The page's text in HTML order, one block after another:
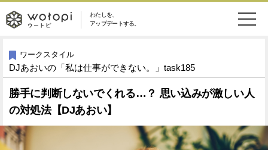
わたしを、
アップデートする。
wotopi
-
ウ
ー
メ
ニ
ュ
ー
恋愛・結婚
美容・コスメ 妊娠・出産
健康
ファッション
ワークスタイル
DJあおいの「私は仕事ができない。」task185
勝手に判断しないでくれる…？ 思い込みが激しい人
の対処法【DJあおい】